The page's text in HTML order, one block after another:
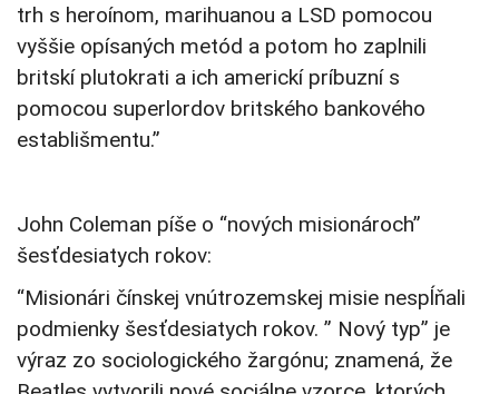
trh s heroínom, marihuanou a LSD pomocou
vyššie opísaných metód a potom ho zaplnili
britskí plutokrati a ich americkí príbuzní s
pomocou superlordov britského bankového
establišmentu.”
John Coleman píše o “nových misionároch”
šesťdesiatych rokov:
“Misionári čínskej vnútrozemskej misie nespĺňali
podmienky šesťdesiatych rokov. ” Nový typ” je
výraz zo sociologického žargónu; znamená, že